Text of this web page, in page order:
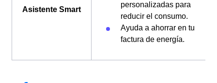
Asistente Smart
personalizadas para
reducir el consumo.
Ayuda a ahorrar en tu
factura de energía.